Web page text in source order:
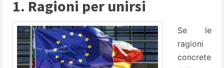
1. Ragioni per unirsi
Se le
ragioni
concrete